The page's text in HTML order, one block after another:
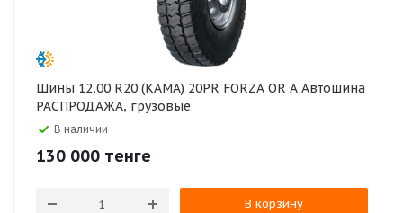
Шины 12,00 R20 (КАМА) 20PR FORZA OR A Автошина
РАСПРОДАЖА, грузовые
В наличии
130 000 тенге
В корзину